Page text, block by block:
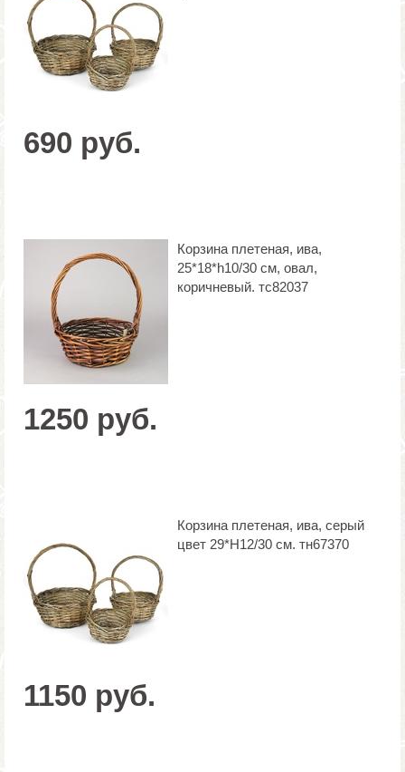
690 руб.
Корзина плетеная, ива,
25*18*h10/30 см, овал,
коричневый. тс82037
1250 руб.
Корзина плетеная, ива, серый
цвет 29*Н12/30 см. тн67370
1150 руб.